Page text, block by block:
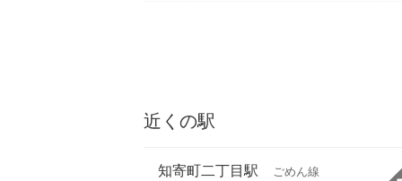
近くの駅
知寄町二丁目駅 ごめん線